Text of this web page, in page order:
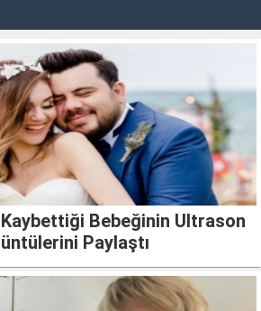
Bebeğinin Ultrason
Paylaştı